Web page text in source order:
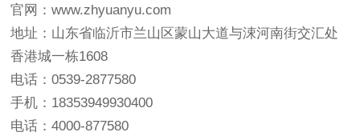
官网：www.zhyuanyu.com
地址：山东省临沂市兰山区蒙山大道与涑河南街交汇处
香港城一栋1608
电话：0539-2877580
手机：18353949930400
电话：4000-877580